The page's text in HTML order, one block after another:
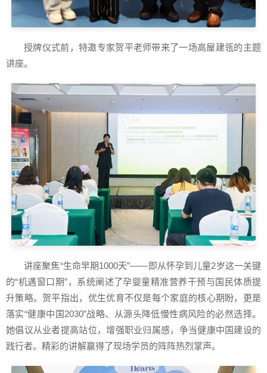
授牌仪式前，特邀专家贺平老师带来了一场高屋建瓴的主题
讲座。
讲座聚焦“生命早期1000天”——即从怀孕到儿童2岁这一关键
的“机遇窗口期”，系统阐述了孕婴童精准营养干预与国民体质提
升策略。贺平指出，优生优育不仅是每个家庭的核心期盼，更是
落实“健康中国2030”战略、从源头降低慢性病风险的必然选择。
她倡议从业者提高站位，增强职业归属感，争当健康中国建设的
践行者。精彩的讲解赢得了现场学员的阵阵热烈掌声。